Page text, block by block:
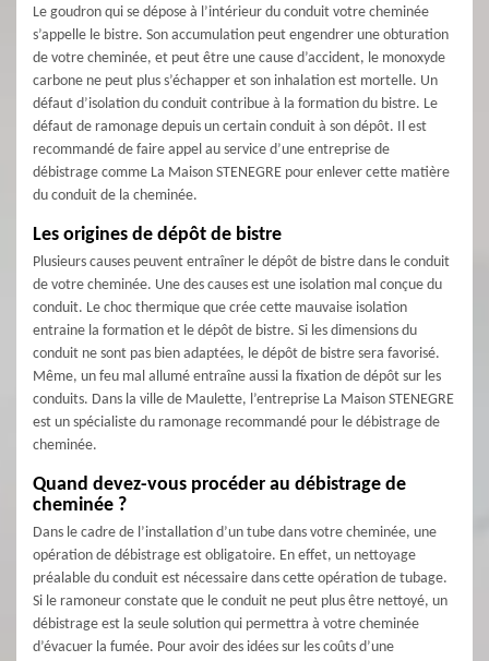
Le goudron qui se dépose à l’intérieur du conduit votre cheminée
s’appelle le bistre. Son accumulation peut engendrer une obturation
de votre cheminée, et peut être une cause d’accident, le monoxyde
carbone ne peut plus s’échapper et son inhalation est mortelle. Un
défaut d’isolation du conduit contribue à la formation du bistre. Le
défaut de ramonage depuis un certain conduit à son dépôt. Il est
recommandé de faire appel au service d’une entreprise de
débistrage comme La Maison STENEGRE pour enlever cette matière
du conduit de la cheminée.
Les origines de dépôt de bistre
Plusieurs causes peuvent entraîner le dépôt de bistre dans le conduit
de votre cheminée. Une des causes est une isolation mal conçue du
conduit. Le choc thermique que crée cette mauvaise isolation
entraine la formation et le dépôt de bistre. Si les dimensions du
conduit ne sont pas bien adaptées, le dépôt de bistre sera favorisé.
Même, un feu mal allumé entraîne aussi la fixation de dépôt sur les
conduits. Dans la ville de Maulette, l’entreprise La Maison STENEGRE
est un spécialiste du ramonage recommandé pour le débistrage de
cheminée.
Quand devez-vous procéder au débistrage de
cheminée ?
Dans le cadre de l’installation d’un tube dans votre cheminée, une
opération de débistrage est obligatoire. En effet, un nettoyage
préalable du conduit est nécessaire dans cette opération de tubage.
Si le ramoneur constate que le conduit ne peut plus être nettoyé, un
débistrage est la seule solution qui permettra à votre cheminée
d’évacuer la fumée. Pour avoir des idées sur les coûts d’une